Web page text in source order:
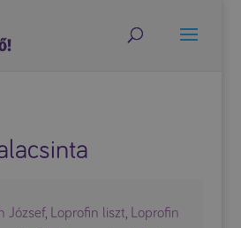
József, Loprofin liszt, Loprofin